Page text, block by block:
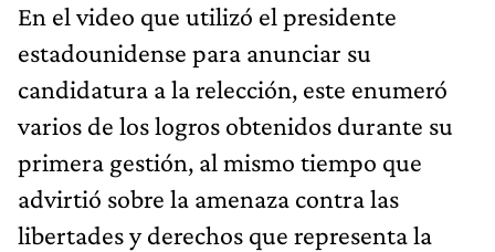
En el video que utilizó el presidente
estadounidense para anunciar su
candidatura a la relección, este enumeró
varios de los logros obtenidos durante su
primera gestión, al mismo tiempo que
advirtió sobre la amenaza contra las
libertades y derechos que representa la